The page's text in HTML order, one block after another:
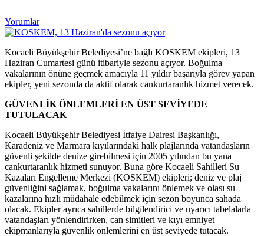
Yorumlar
Kocaeli Büyükşehir Belediyesi’ne bağlı KOSKEM ekipleri, 13
Haziran Cumartesi günü itibariyle sezonu açıyor. Boğulma
vakalarının önüne geçmek amacıyla 11 yıldır başarıyla görev yapan
ekipler, yeni sezonda da aktif olarak cankurtaranlık hizmet verecek.
GÜVENLİK ÖNLEMLERİ EN ÜST SEVİYEDE
TUTULACAK
Kocaeli Büyükşehir Belediyesi İtfaiye Dairesi Başkanlığı,
Karadeniz ve Marmara kıyılarındaki halk plajlarında vatandaşların
güvenli şekilde denize girebilmesi için 2005 yılından bu yana
cankurtaranlık hizmeti sunuyor. Buna göre Kocaeli Sahilleri Su
Kazaları Engelleme Merkezi (KOSKEM) ekipleri; deniz ve plaj
güvenliğini sağlamak, boğulma vakalarını önlemek ve olası su
kazalarına hızlı müdahale edebilmek için sezon boyunca sahada
olacak. Ekipler ayrıca sahillerde bilgilendirici ve uyarıcı tabelalarla
vatandaşları yönlendirirken, can simitleri ve kıyı emniyet
ekipmanlarıyla güvenlik önlemlerini en üst seviyede tutacak.